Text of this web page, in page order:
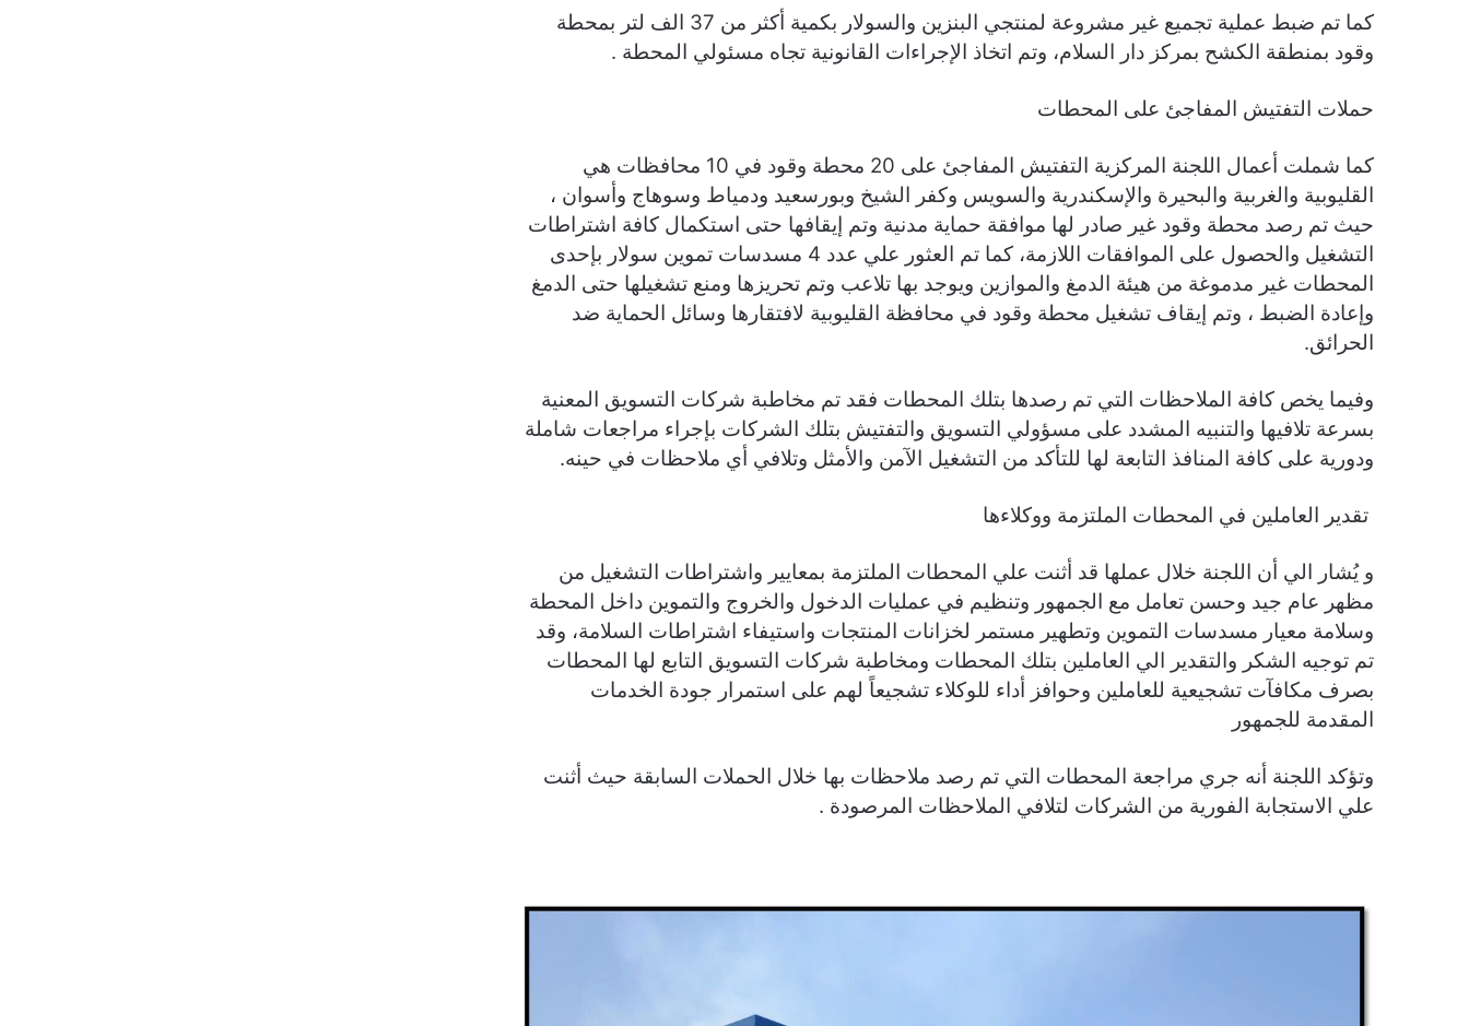
كما تم ضبط عملية تجميع غير مشروعة لمنتجي البنزين والسولار بكمية أكثر من 37 الف لتر بمحطة
وقود بمنطقة الكشح بمركز دار السلام، وتم اتخاذ الإجراءات القانونية تجاه مسئولي المحطة .
حملات التفتيش المفاجئ على المحطات
كما شملت أعمال اللجنة المركزية التفتيش المفاجئ على 20 محطة وقود في 10 محافظات هي
القليوبية والغربية والبحيرة والإسكندرية والسويس وكفر الشيخ وبورسعيد ودمياط وسوهاج وأسوان ،
حيث تم رصد محطة وقود غير صادر لها موافقة حماية مدنية وتم إيقافها حتى استكمال كافة اشتراطات
التشغيل والحصول على الموافقات اللازمة، كما تم العثور علي عدد 4 مسدسات تموين سولار بإحدى
المحطات غير مدموغة من هيئة الدمغ والموازين ويوجد بها تلاعب وتم تحريزها ومنع تشغيلها حتى الدمغ
وإعادة الضبط ، وتم إيقاف تشغيل محطة وقود في محافظة القليوبية لافتقارها وسائل الحماية ضد
الحرائق.
وفيما يخص كافة الملاحظات التي تم رصدها بتلك المحطات فقد تم مخاطبة شركات التسويق المعنية
بسرعة تلافيها والتنبيه المشدد على مسؤولي التسويق والتفتيش بتلك الشركات بإجراء مراجعات شاملة
ودورية على كافة المنافذ التابعة لها للتأكد من التشغيل الآمن والأمثل وتلافي أي ملاحظات في حينه.
تقدير العاملين في المحطات الملتزمة ووكلاءها
و يُشار الي أن اللجنة خلال عملها قد أثنت علي المحطات الملتزمة بمعايير واشتراطات التشغيل من
مظهر عام جيد وحسن تعامل مع الجمهور وتنظيم في عمليات الدخول والخروج والتموين داخل المحطة
وسلامة معيار مسدسات التموين وتطهير مستمر لخزانات المنتجات واستيفاء اشتراطات السلامة، وقد
تم توجيه الشكر والتقدير الي العاملين بتلك المحطات ومخاطبة شركات التسويق التابع لها المحطات
بصرف مكافآت تشجيعية للعاملين وحوافز أداء للوكلاء تشجيعاً لهم على استمرار جودة الخدمات
المقدمة للجمهور
وتؤكد اللجنة أنه جري مراجعة المحطات التي تم رصد ملاحظات بها خلال الحملات السابقة حيث أثنت
علي الاستجابة الفورية من الشركات لتلافي الملاحظات المرصودة .